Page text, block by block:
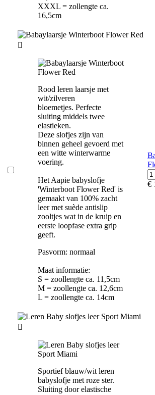
XXXL = zollengte ca.
16,5cm

Rood leren laarsje met
wit/zilveren
bloemetjes. Perfecte
sluiting middels twee
elastieken.
Deze slofjes zijn van
binnen geheel gevoerd met
een witte winterwarme
voering.
Het Aapie babyslofje
'Winterboot Flower Red' is
gemaakt van 100% zacht
leer met suède antislip
zooltjes wat in de kruip en
eerste loopfase extra grip
geeft.
Pasvorm: normaal
Maat informatie:
S = zoollengte ca. 11,5cm
M = zoollengte ca. 12,6cm
L = zoollengte ca. 14cm
€

Sportief blauw/wit leren
babyslofje met roze ster.
Sluiting door elastische